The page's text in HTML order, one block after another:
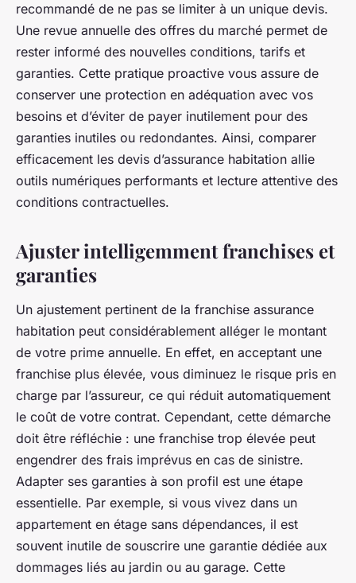
recommandé de ne pas se limiter à un unique devis.
Une revue annuelle des offres du marché permet de
rester informé des nouvelles conditions, tarifs et
garanties. Cette pratique proactive vous assure de
conserver une protection en adéquation avec vos
besoins et d’éviter de payer inutilement pour des
garanties inutiles ou redondantes. Ainsi, comparer
efficacement les devis d’assurance habitation allie
outils numériques performants et lecture attentive des
conditions contractuelles.
Ajuster intelligemment franchises et
garanties
Un ajustement pertinent de la franchise assurance
habitation peut considérablement alléger le montant
de votre prime annuelle. En effet, en acceptant une
franchise plus élevée, vous diminuez le risque pris en
charge par l’assureur, ce qui réduit automatiquement
le coût de votre contrat. Cependant, cette démarche
doit être réfléchie : une franchise trop élevée peut
engendrer des frais imprévus en cas de sinistre.
Adapter ses garanties à son profil est une étape
essentielle. Par exemple, si vous vivez dans un
appartement en étage sans dépendances, il est
souvent inutile de souscrire une garantie dédiée aux
dommages liés au jardin ou au garage. Cette